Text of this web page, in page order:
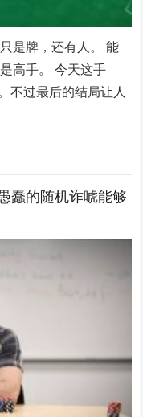
是牌，还有人。 能
高手。 今天这手
不过最后的结局让人
蠢的随机诈唬能够